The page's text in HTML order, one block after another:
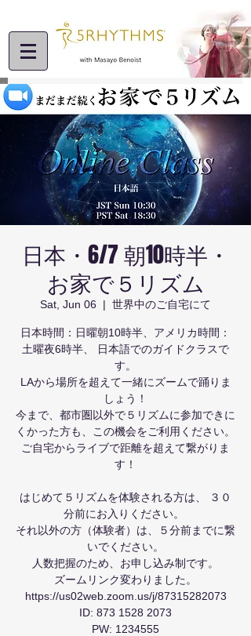
日本・6/7 朝10時半・
お家で５リズム
Sat, Jun 06
  |
世界中のご自宅にて
日本時間：日曜朝10時半、アメリカ時間：
土曜夜6時半、 日本語でのガイドクラスで
す。
LAから場所を超えて一緒にズームで踊りま
しょう！
今まで、都市圏以外で５リズムに参加できに
くかった方も、この機会をご利用ください。
ご自宅からライブで距離を超えて繋がりま
す！
はじめて５リズムを体験される方は、 ３０
分前にお入りください。 ​
それ以外の方（体験者）は、５分前までに繋
いでください。
人数把握のため、お申し込み制です。
ズームリンク変わりました。
https://us02web.zoom.us/j/87315282073
ID: 873 1528 2073
PW: 1234555